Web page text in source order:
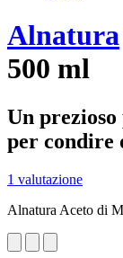
Alnatura
500 ml
Un
per condire
1 valutazione
Alnatura Aceto di